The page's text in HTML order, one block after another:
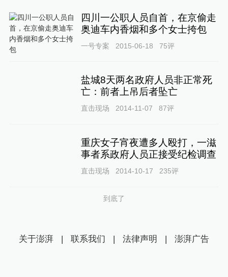
四川一公职人员自首，在京偷走
奥迪车内香烟和多个女士挎包
一号专案 2015-06-18 75评
盐城8天两名政府人员非正常死
亡：前者上吊后者坠亡
直击现场 2014-11-07 87评
重庆女子宵夜遭多人殴打，一滋
事者系政府人员正接受纪检调查
直击现场 2014-10-17 235评
到底了
关于澎湃 | 联系我们 | 法律声明 | 澎湃广告